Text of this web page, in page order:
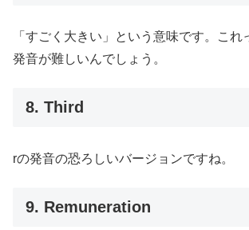
「すごく大きい」という意味です。こ
発音が難しいんでしょう。
8. Third
rの発音の恐ろしいバージョンですね。
9. Remuneration